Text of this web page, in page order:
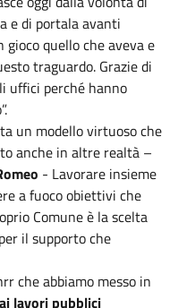
e di portala avanti
gioco quello che aveva e
traguardo. Grazie di
uffici perché hanno
un modello virtuoso che
anche in altre realtà –
- Lavorare insieme
a fuoco obiettivi che
Comune è la scelta
il supporto che
che abbiamo messo in
lavori pubblici